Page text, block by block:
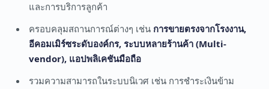
และการบริการลูกค้า
ครอบคลุมสถานการณ์ต่างๆ เช่น การขายตรงจากโรงงาน,
อีคอมเมิร์ซระดับองค์กร, ระบบหลายร้านค้า (Multi-
vendor), แอปพลิเคชันมือถือ
รวมความสามารถในระบบนิเวศ เช่น การชำระเงินข้าม